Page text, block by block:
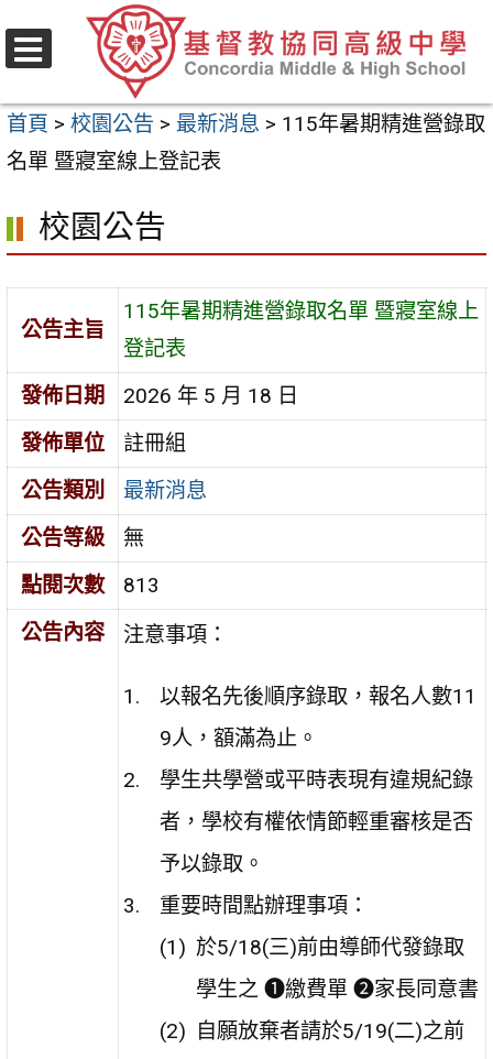
至
要
內
區
首頁 > 校園公告 > 最新消息 > 115年暑期精進營錄取
名單 暨寢室線上登記表
校園公告
公告主旨
115年暑期精進營錄取名單 暨寢室線上
登記表
發佈日期
2026 年 5 月 18 日
發佈單位
註冊組
公告類別
最新消息
公告等級
無
點閱次數
813
公告內容
注意事項：
以報名先後順序錄取，報名人數11
9人，額滿為止。
學生共學營或平時表現有違規紀錄
者，學校有權依情節輕重審核是否
予以錄取。
重要時間點辦理事項：
於5/18(三)前由導師代發錄取
學生之 ❶繳費單 ❷家長同意書
自願放棄者請於5/19(二)之前
選
單